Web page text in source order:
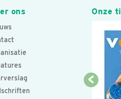
ons Onze